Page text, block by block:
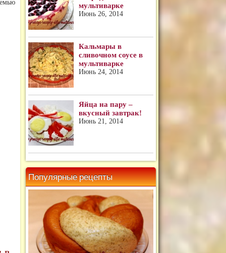
мультиварке
Июнь 26, 2014
Кальмары в
сливочном соусе в
мультиварке
Июнь 24, 2014
Яйца на пару –
вкусный завтрак!
Июнь 21, 2014
Популярные рецепты
Мраморный хлеб в мультиварке